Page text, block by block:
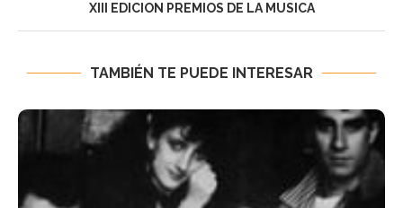
XIII EDICION PREMIOS DE LA MUSICA
TAMBIÉN TE PUEDE INTERESAR